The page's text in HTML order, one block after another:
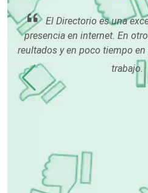
Conferencias
Construcciones en
Contadores
Conversiones
El Directorio es una
presencia en internet. En
reultados y en poco tiempo en
trabajo.